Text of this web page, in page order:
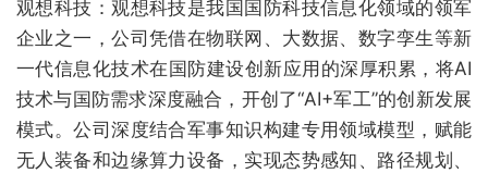
观想科技：观想科技是我国国防科技信息化领域的领军
企业之一，公司凭借在物联网、大数据、数字孪生等新
一代信息化技术在国防建设创新应用的深厚积累，将AI
技术与国防需求深度融合，开创了“AI+军工”的创新发展
模式。公司深度结合军事知识构建专用领域模型，赋能
无人装备和边缘算力设备，实现态势感知、路径规划、